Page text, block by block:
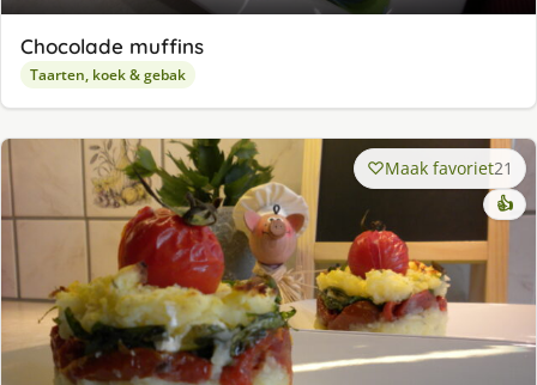
Chocolade muffins
Taarten, koek & gebak
Maak favoriet21
👍